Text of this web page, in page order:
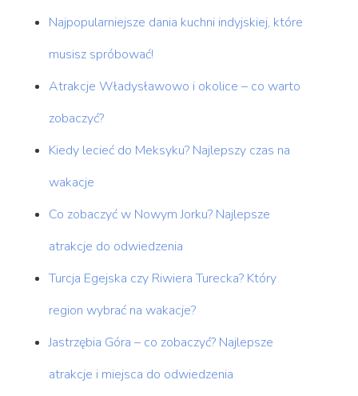
Najpopularniejsze dania kuchni indyjskiej, które
musisz spróbować!
Atrakcje Władysławowo i okolice – co warto
zobaczyć?
Kiedy lecieć do Meksyku? Najlepszy czas na
wakacje
Co zobaczyć w Nowym Jorku? Najlepsze
atrakcje do odwiedzenia
Turcja Egejska czy Riwiera Turecka? Który
region wybrać na wakacje?
Jastrzębia Góra – co zobaczyć? Najlepsze
atrakcje i miejsca do odwiedzenia